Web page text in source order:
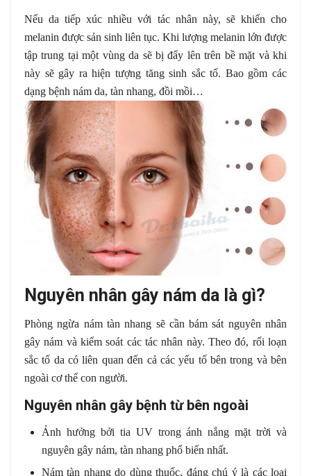
Nếu da tiếp xúc nhiều với tác nhân này, sẽ khiến cho
melanin được sản sinh liên tục. Khi lượng melanin lớn được
tập trung tại một vùng da sẽ bị đẩy lên trên bề mặt và khi
này sẽ gây ra hiện tượng tăng sinh sắc tố. Bao gồm các
dạng bệnh nám da, tàn nhang, đồi mồi…
Nguyên nhân gây nám da là gì?
Phòng ngừa nám tàn nhang sẽ cần bám sát nguyên nhân
gây nám và kiểm soát các tác nhân này. Theo đó, rối loạn
sắc tố da có liên quan đến cả các yếu tố bên trong và bên
ngoài cơ thể con người.
Nguyên nhân gây bệnh từ bên ngoài
Ảnh hưởng bởi tia UV trong ánh nắng mặt trời và
nguyên gây nám, tàn nhang phổ biến nhất.
Nám tàn nhang do dùng thuốc, đáng chú ý là các loại